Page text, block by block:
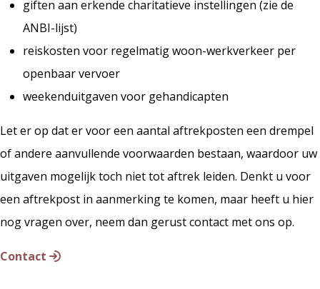
giften aan erkende charitatieve instellingen (zie de
ANBI-lijst)
reiskosten voor regelmatig woon-werkverkeer per
openbaar vervoer
weekenduitgaven voor gehandicapten
Let er op dat er voor een aantal aftrekposten een drempel
of andere aanvullende voorwaarden bestaan, waardoor uw
uitgaven mogelijk toch niet tot aftrek leiden. Denkt u voor
een aftrekpost in aanmerking te komen, maar heeft u hier
nog vragen over, neem dan gerust contact met ons op.
Contact